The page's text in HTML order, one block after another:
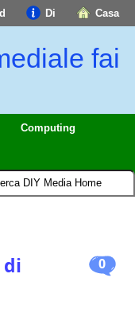
Casa
Di
fai
Computing
0